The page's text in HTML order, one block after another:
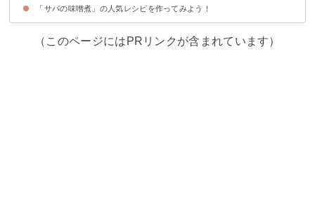
「サバの味噌煮」の人気レシピを作ってみよう！
（このページにはPRリンクが含まれています）